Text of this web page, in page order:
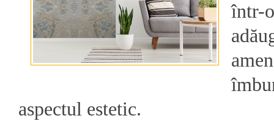
într-
aspectul estetic.